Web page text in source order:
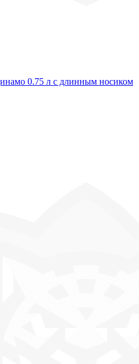
0.75 л c длинным носиком